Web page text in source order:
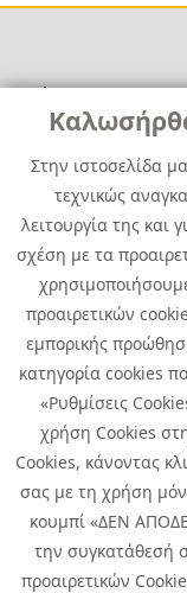
Στην ιστοσελίδα
τεχνικώς
λειτουργία της και
σχέση με τα
προαιρετικών
εμπορικής
κατηγορία cookies
«Ρυθμίσεις
χρήση Cookies
Cookies, κάνοντας
σας με τη χρήση
κουμπί «ΔΕΝ
την συγκατάθεσή
προαιρετικών
Χρήσιμα
Χρήσιμα
Επικοινωνία
Media Kit
Καριέρα
Όμιλος Quest
Site Map